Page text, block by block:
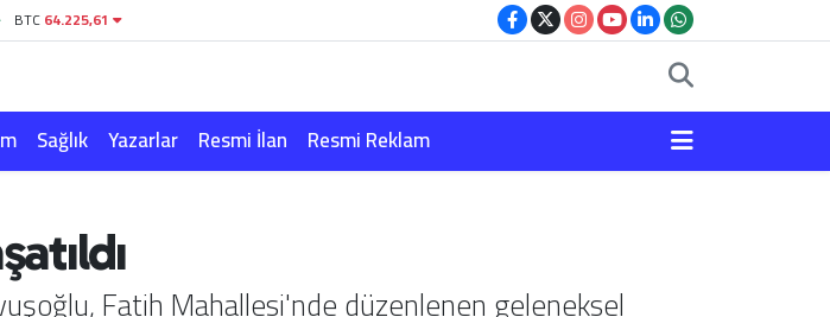
BTC64.225,61
Sağlık Yazarlar Resmi İlan Resmi Reklam
Fatih Mahallesi'nde düzenlenen geleneksel